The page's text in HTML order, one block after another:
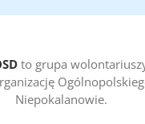
to grupa
Niepokalanowie.